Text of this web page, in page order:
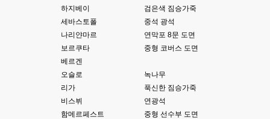
하지베이
검은색 짐승가죽
세바스토폴
중석 광석
나리얀마르
연막포 8문 도면
보르쿠타
중형 코버스 도면
베르겐
오슬로
녹나무
리가
푹신한 짐승가죽
비스뷔
연광석
함메르페스트
중형 선수부 도면
폰으로 접속해보니 3이 되는데
나가도 3이네 하핫 ...